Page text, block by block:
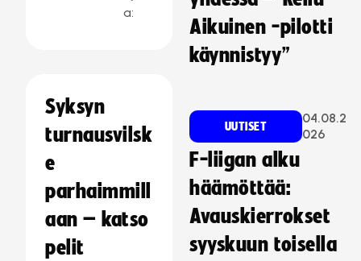
a:
Syksyn
turnausvilsk
e
parhaimmill
aan – katso
pelit
Aikuinen -pilotti
käynnistyy”
UUTISET
04.08.2
026
F-liigan alku
häämöttää:
Avauskierrokset
syyskuun toisella